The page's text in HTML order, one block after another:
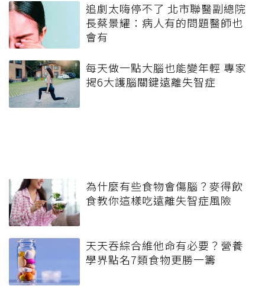
追劇太嗨停不了 北市聯醫副總院
長蔡景耀：病人有的問題醫師也
會有
每天做一點大腦也能變年輕 專家
揭6大護腦關鍵遠離失智症
為什麼有些食物會傷腦？麥得飲
食教你這樣吃遠離失智症風險
天天吞綜合維他命有必要？營養
學界點名7類食物更勝一籌